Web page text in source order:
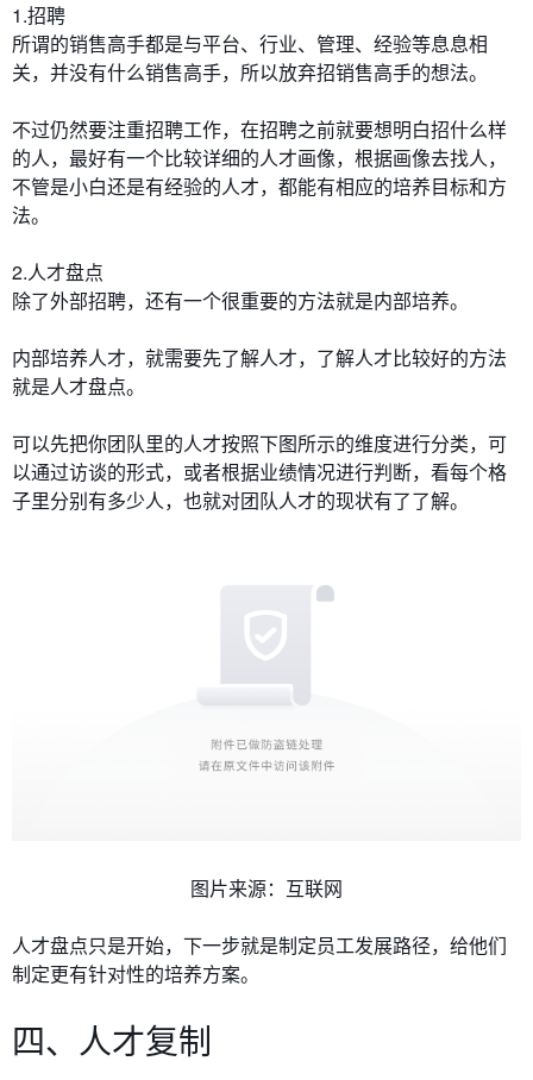
1.招聘
所谓的销售高手都是与平台、行业、管理、经验等息息相
关，并没有什么销售高手，所以放弃招销售高手的想法。
不过仍然要注重招聘工作，在招聘之前就要想明白招什么样
的人，最好有一个比较详细的人才画像，根据画像去找人，
不管是小白还是有经验的人才，都能有相应的培养目标和方
法。
2.人才盘点
除了外部招聘，还有一个很重要的方法就是内部培养。
内部培养人才，就需要先了解人才，了解人才比较好的方法
就是人才盘点。
可以先把你团队里的人才按照下图所示的维度进行分类，可
以通过访谈的形式，或者根据业绩情况进行判断，看每个格
子里分别有多少人，也就对团队人才的现状有了了解。
图片来源：互联网
人才盘点只是开始，下一步就是制定员工发展路径，给他们
制定更有针对性的培养方案。
四、人才复制